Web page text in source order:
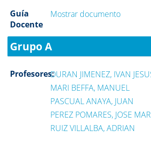
Guía
Docente
Mostrar documento
Grupo A
Profesores:DURAN JIMENEZ, IVAN
MARI BEFFA, MANUEL
PASCUAL ANAYA, JUAN
PEREZ POMARES, JOSE
RUIZ VILLALBA, ADRIAN